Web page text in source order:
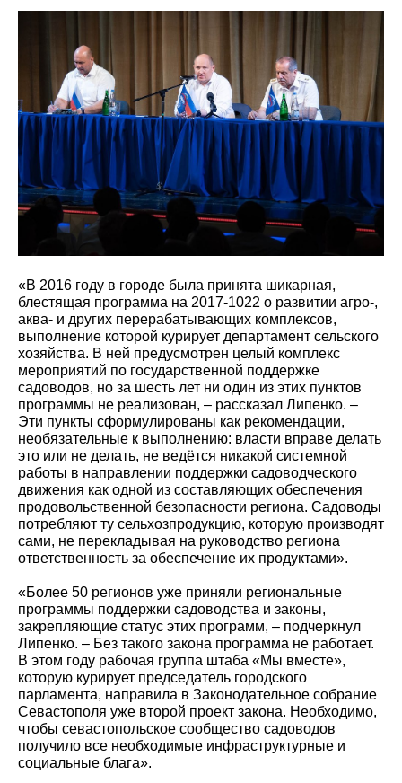
«В 2016 году в городе была принята шикарная,
блестящая программа на 2017-1022 о развитии агро-,
аква- и других перерабатывающих комплексов,
выполнение которой курирует департамент сельского
хозяйства. В ней предусмотрен целый комплекс
мероприятий по государственной поддержке
садоводов, но за шесть лет ни один из этих пунктов
программы не реализован, – рассказал Липенко. –
Эти пункты сформулированы как рекомендации,
необязательные к выполнению: власти вправе делать
это или не делать, не ведётся никакой системной
работы в направлении поддержки садоводческого
движения как одной из составляющих обеспечения
продовольственной безопасности региона. Садоводы
потребляют ту сельхозпродукцию, которую производят
сами, не перекладывая на руководство региона
ответственность за обеспечение их продуктами».
«Более 50 регионов уже приняли региональные
программы поддержки садоводства и законы,
закрепляющие статус этих программ, – подчеркнул
Липенко. – Без такого закона программа не работает.
В этом году рабочая группа штаба «Мы вместе»,
которую курирует председатель городского
парламента, направила в Законодательное собрание
Севастополя уже второй проект закона. Необходимо,
чтобы севастопольское сообщество садоводов
получило все необходимые инфраструктурные и
социальные блага».